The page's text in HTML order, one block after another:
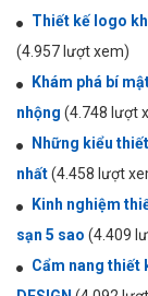
Thiết kế logo
(4.957 lượt xem)
Khám phá bí
nhộng (4.748 lượt
Những kiểu
nhất(4.458 lượt
Kinh nghiệm
sạn 5 sao (4.409
Cẩm nang thiết